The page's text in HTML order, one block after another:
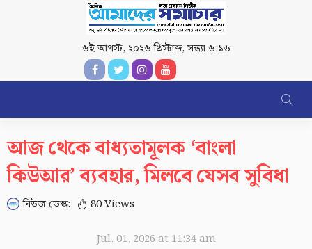
৬ই আগস্ট, ২০২৬ খ্রিস্টাব্দ,সন্ধ্যা ৬:১৬
আজ থেকে বাধ্যতামূলক ‘বাংলা
কিউআর’ ব্যবহার, মিলবে যেসব সুবিধা
নিউজ ডেস্ক: 80 Views
Jul. 01, 2026 at 11:34 am